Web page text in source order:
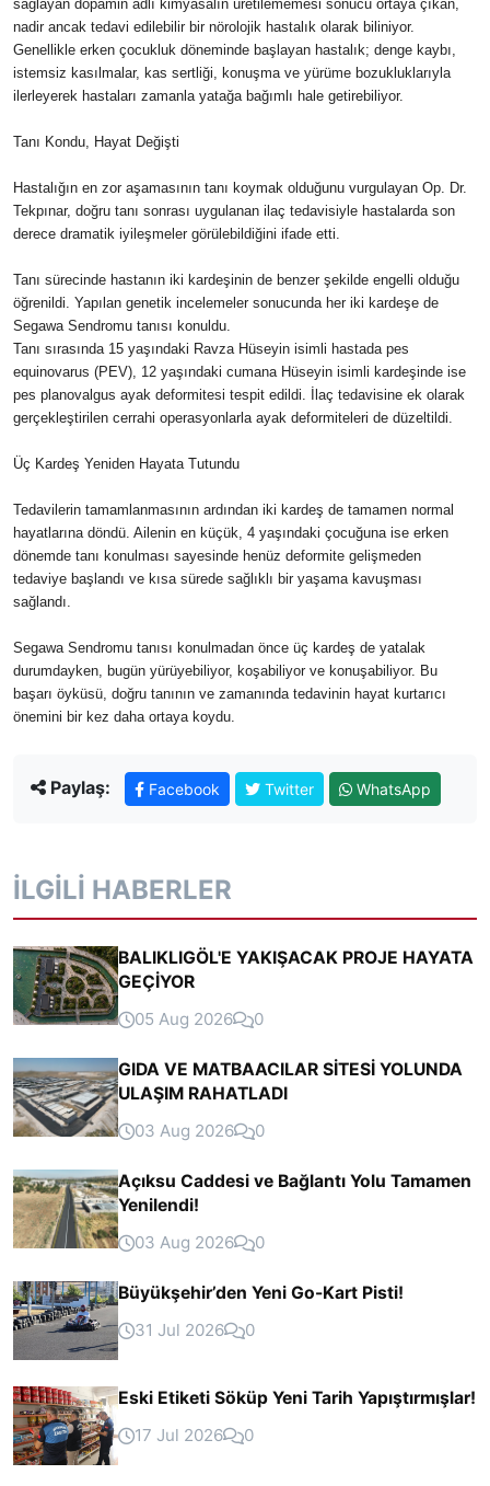
sağlayan dopamin adlı kimyasalın üretilememesi sonucu ortaya çıkan,
nadir ancak tedavi edilebilir bir nörolojik hastalık olarak biliniyor.
Genellikle erken çocukluk döneminde başlayan hastalık; denge kaybı,
istemsiz kasılmalar, kas sertliği, konuşma ve yürüme bozukluklarıyla
ilerleyerek hastaları zamanla yatağa bağımlı hale getirebiliyor.
Tanı Kondu, Hayat Değişti
Hastalığın en zor aşamasının tanı koymak olduğunu vurgulayan Op. Dr.
Tekpınar, doğru tanı sonrası uygulanan ilaç tedavisiyle hastalarda son
derece dramatik iyileşmeler görülebildiğini ifade etti.
Tanı sürecinde hastanın iki kardeşinin de benzer şekilde engelli olduğu
öğrenildi. Yapılan genetik incelemeler sonucunda her iki kardeşe de
Segawa Sendromu tanısı konuldu.
Tanı sırasında 15 yaşındaki Ravza Hüseyin isimli hastada pes
equinovarus (PEV), 12 yaşındaki cumana Hüseyin isimli kardeşinde ise
pes planovalgus ayak deformitesi tespit edildi. İlaç tedavisine ek olarak
gerçekleştirilen cerrahi operasyonlarla ayak deformiteleri de düzeltildi.
Üç Kardeş Yeniden Hayata Tutundu
Tedavilerin tamamlanmasının ardından iki kardeş de tamamen normal
hayatlarına döndü. Ailenin en küçük, 4 yaşındaki çocuğuna ise erken
dönemde tanı konulması sayesinde henüz deformite gelişmeden
tedaviye başlandı ve kısa sürede sağlıklı bir yaşama kavuşması
sağlandı.
Segawa Sendromu tanısı konulmadan önce üç kardeş de yatalak
durumdayken, bugün yürüyebiliyor, koşabiliyor ve konuşabiliyor. Bu
başarı öyküsü, doğru tanının ve zamanında tedavinin hayat kurtarıcı
önemini bir kez daha ortaya koydu.
Paylaş: Facebook Twitter WhatsApp
İLGILI HABERLER
BALIKLIGÖL'E YAKIŞACAK PROJE HAYATA
GEÇİYOR
05 Aug 2026
0
GIDA VE MATBAACILAR SİTESİ YOLUNDA
ULAŞIM RAHATLADI
03 Aug 2026
0
Açıksu Caddesi ve Bağlantı Yolu Tamamen
Yenilendi!
03 Aug 2026
0
Büyükşehir’den Yeni Go-Kart Pisti!
31 Jul 2026
0
Eski Etiketi Söküp Yeni Tarih Yapıştırmışlar!
17 Jul 2026
0